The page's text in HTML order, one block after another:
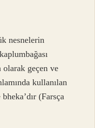
nesnelerin
geçen ve
kullanılan
(Farsça